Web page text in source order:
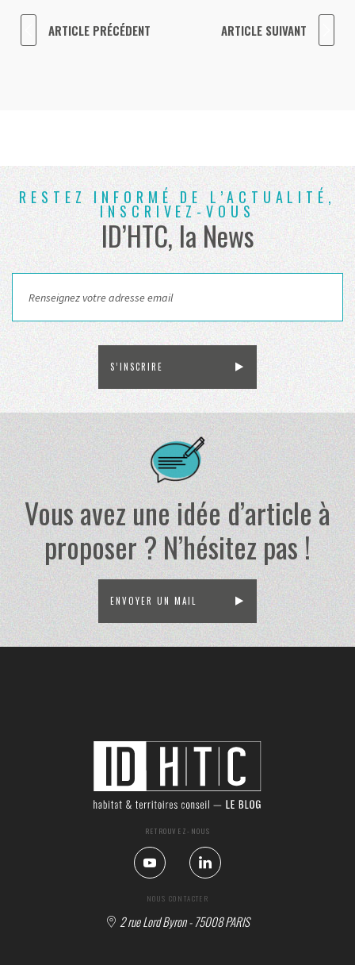
ARTICLE PRÉCÉDENT ARTICLE SUIVANT
RESTEZ INFORMÉ DE L’ACTUALITÉ,
INSCRIVEZ-VOUS
ID’HTC, la News
S’INSCRIRE
Vous avez une idée d’article à
proposer ? N’hésitez pas !
ENVOYER UN MAIL
RETROUVEZ-NOUS
NOUS CONTACTER
2 rue Lord Byron - 75008 PARIS